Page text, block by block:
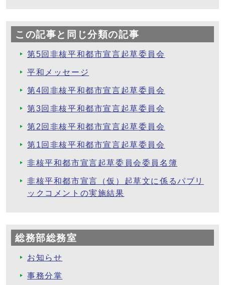
この記事と同じ分類の記事
第5回非核平和都市宣言起草委員会
平和メッセージ
第4回非核平和都市宣言起草委員会
第3回非核平和都市宣言起草委員会
第2回非核平和都市宣言起草委員会
第1回非核平和都市宣言起草委員会
非核平和都市宣言起草委員会委員名簿
非核平和都市宣言（仮）起草文に係るパブリ
ックコメントの実施結果
総務部総務室
お知らせ
事務分掌